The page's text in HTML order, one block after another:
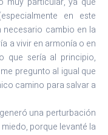
en este
necesario cambio en la
a vivir en armonía o en
que sería al principio,
pregunto al igual que
camino para salvar a
una perturbación
porque levanté la